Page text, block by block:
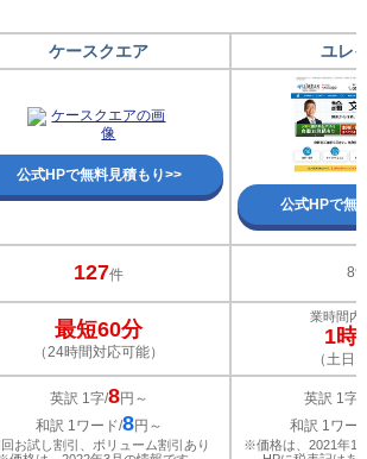
ケースクエア ユレ
公式HPで無料見積もり>>
公式HPで無
127件 89
最短60分
（24時間対応可能）
業時間内
1時
（土日
英訳 1字/8円～
和訳 1ワード/8円～
お試し割引、ボリューム割引あり
英訳 1字/
和訳 1ワー
※価格は、2021年